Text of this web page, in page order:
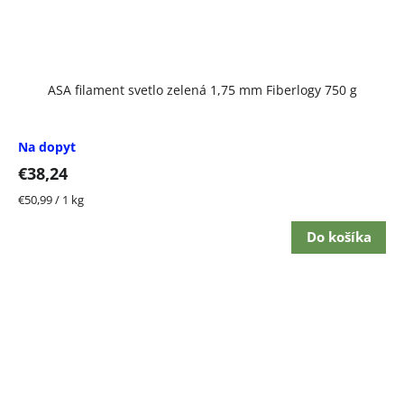
ASA filament svetlo zelená 1,75 mm Fiberlogy 750 g
Na dopyt
€38,24
Jednotková
€50,99 / 1 kg
Do košíka